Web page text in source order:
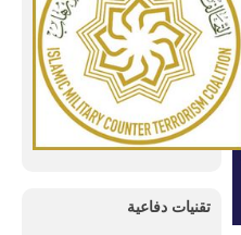
تقنيات دفاعية